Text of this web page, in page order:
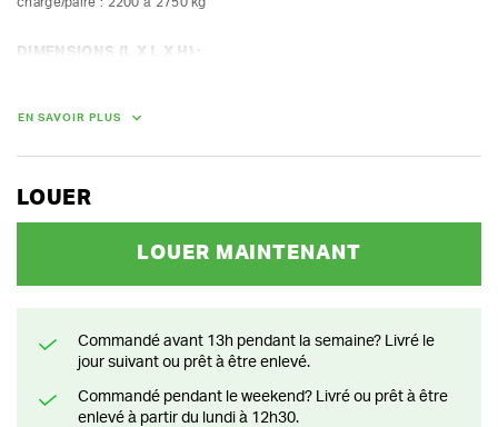
DIMENSIONS (L X L X H) :
POIDS
EN SAVOIR PLUS
LOUER
LOUER MAINTENANT
Commandé avant 13h pendant la semaine? Livré le
jour suivant ou prêt à être enlevé.
Commandé pendant le weekend? Livré ou prêt à être
enlevé à partir du lundi à 12h30.